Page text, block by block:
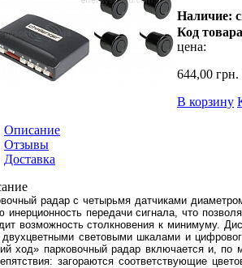
Наличие:
Код
цена:
644,00 грн.
В корзину
Описание
Отзывы
Доставка
радар с четырьмя датчиками
инерционность передачи сигнала, что
возможность столкновения к минимуму.
световыми шкалами и
ход» парковочный радар включается и, по
загораются соответствующие